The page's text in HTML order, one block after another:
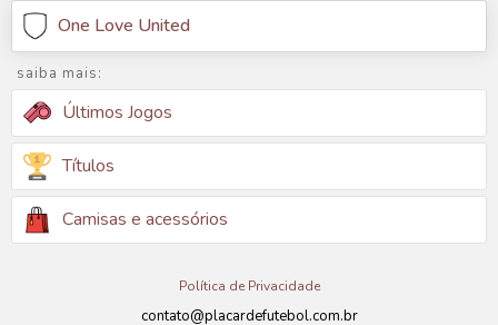
One Love United
saiba mais:
Últimos Jogos
Títulos
Camisas e acessórios
Política de Privacidade
contato@placardefutebol.com.br